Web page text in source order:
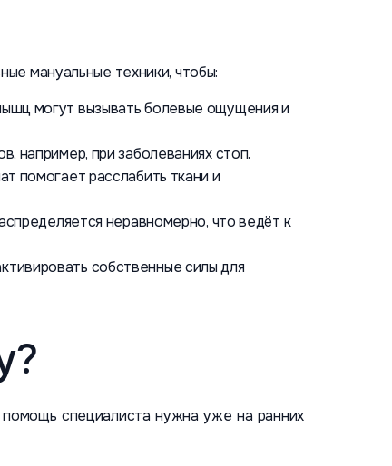
мануальные техники, чтобы:
могут вызывать болевые ощущения и
например, при заболеваниях стоп.
помогает расслабить ткани и
неравномерно, что ведёт к
собственные силы для
специалиста нужна уже на ранних